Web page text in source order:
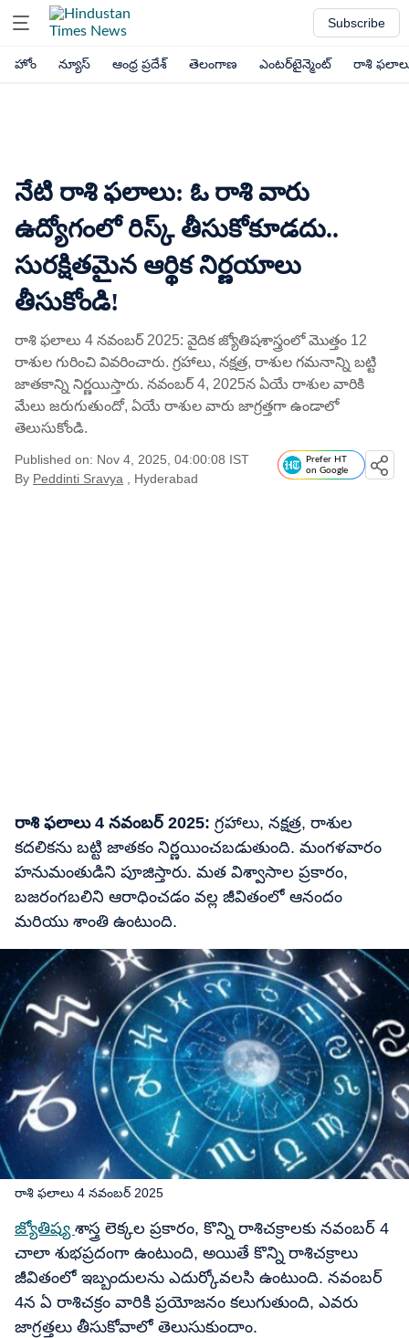
Subscribe
హోం న్యూస్ ఆంధ్ర ప్రదేశ్ తెలంగాణ ఎంటర్‌టైన్మెంట్ రాశి
నేటి రాశి ఫలాలు: ఓ రాశి వారు
ఉద్యోగంలో రిస్క్ తీసుకోకూడదు..
సురక్షితమైన ఆర్థిక నిర్ణయాలు
తీసుకోండి!
రాశి ఫలాలు 4 నవంబర్ 2025: వైదిక జ్యోతిషశాస్త్రంలో మొత్తం 12
రాశుల గురించి వివరించారు. గ్రహాలు, నక్షత్ర, రాశుల గమనాన్ని బట్టి
జాతకాన్ని నిర్ణయిస్తారు. నవంబర్ 4, 2025న ఏయే రాశుల వారికి
మేలు జరుగుతుందో, ఏయే రాశుల వారు జాగ్రత్తగా ఉండాలో
తెలుసుకోండి.
Published on: Nov 4, 2025, 04:00:08 IST
By Peddinti Sravya , Hyderabad
Prefer HT
on Google
రాశి ఫలాలు 4 నవంబర్ 2025: గ్రహాలు, నక్షత్ర, రాశుల
కదలికను బట్టి జాతకం నిర్ణయించబడుతుంది. మంగళవారం
హనుమంతుడిని పూజిస్తారు. మత విశ్వాసాల ప్రకారం,
బజరంగబలిని ఆరాధించడం వల్ల జీవితంలో ఆనందం
మరియు శాంతి ఉంటుంది.
రాశి ఫలాలు 4 నవంబర్ 2025
జ్యోతిష్య శాస్త్ర లెక్కల ప్రకారం, కొన్ని రాశిచక్రాలకు నవంబర్ 4
చాలా శుభప్రదంగా ఉంటుంది, అయితే కొన్ని రాశిచక్రాలు
జీవితంలో ఇబ్బందులను ఎదుర్కోవలసి ఉంటుంది. నవంబర్
4న ఏ రాశిచక్రం వారికి ప్రయోజనం కలుగుతుంది, ఎవరు
జాగ్రత్తలు తీసుకోవాలో తెలుసుకుందాం.